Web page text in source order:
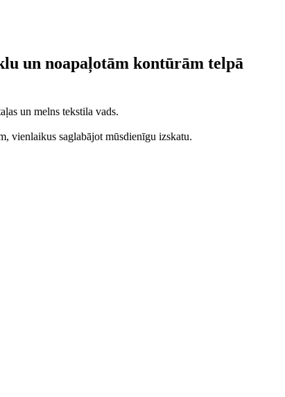
un noapaļotām kontūrām telpā
un melns tekstila vads.
vienlaikus saglabājot mūsdienīgu izskatu.